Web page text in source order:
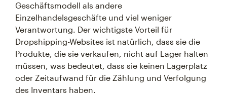
Geschäftsmodell als andere
Einzelhandelsgeschäfte und viel weniger
Verantwortung. Der wichtigste Vorteil für
Dropshipping-Websites ist natürlich, dass sie die
Produkte, die sie verkaufen, nicht auf Lager halten
müssen, was bedeutet, dass sie keinen Lagerplatz
oder Zeitaufwand für die Zählung und Verfolgung
des Inventars haben.